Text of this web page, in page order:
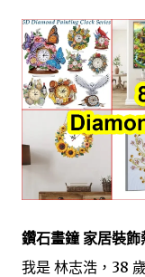
鑽石畫鐘 家居裝
我是 林志浩，38